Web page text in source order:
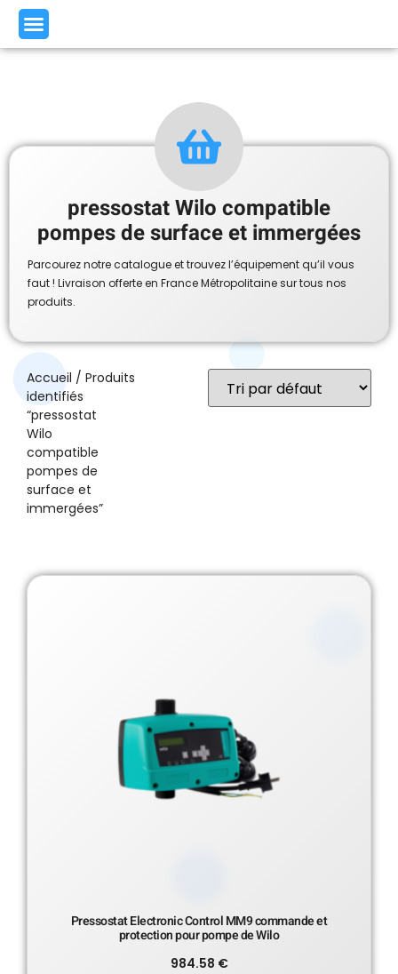
pressostat Wilo compatible
pompes de surface et immergées
Parcourez notre catalogue et trouvez l’équipement qu’il vous
faut ! Livraison offerte en France Métropolitaine sur tous nos
produits.
Accueil / Produits
identifiés
“pressostat
Wilo
compatible
pompes de
surface et
immergées”
Pressostat Electronic Control MM9 commande et
protection pour pompe de Wilo
984.58 €